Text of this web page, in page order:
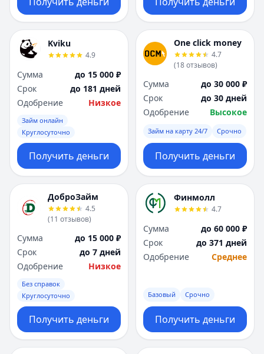
Kviku
4.9
Сумма
до 15 000 ₽
Срок
до 181 дней
Одобрение
Низкое
Займ онлайн
Круглосуточно
Получить деньги
One click money
4.7
(18отзывов)
Сумма
до 30 000 ₽
Срок
до 30 дней
Одобрение
Высокое
Займ на карту 24/7 Срочно
Получить деньги
ДоброЗайм
4.5
(11 отзывов)
Сумма
до 15 000 ₽
Срок
до 7 дней
Одобрение
Низкое
Без справок
Круглосуточно
Получить деньги
Финмолл
4.7
Сумма
до 60 000 ₽
Срок
до 371 дней
Одобрение
Среднее
Базовый Срочно
Получить деньги